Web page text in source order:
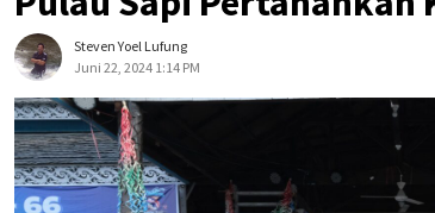
Steven Yoel Lufung
Juni 22, 2024 1:14 PM